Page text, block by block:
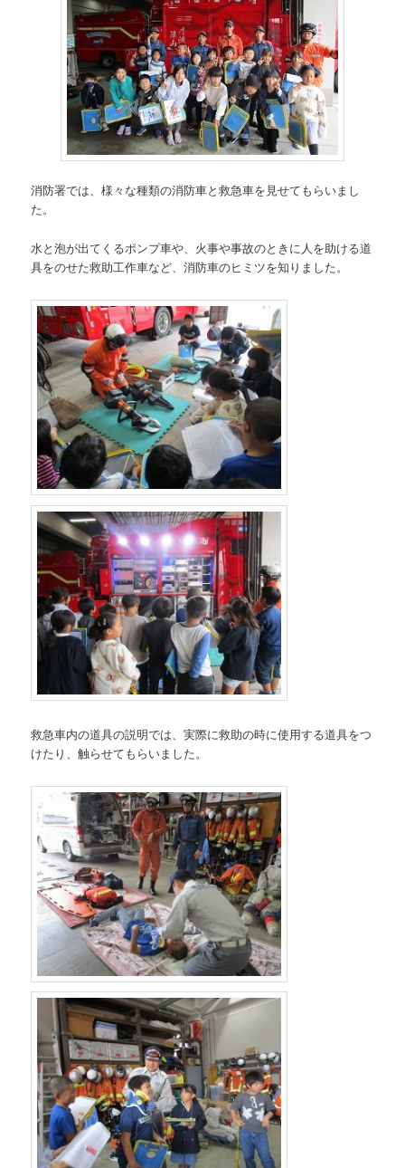
消防署では、様々な種類の消防車と救急車を見せてもらいまし
た。
水と泡が出てくるポンプ車や、火事や事故のときに人を助ける道
具をのせた救助工作車など、消防車のヒミツを知りました。
救急車内の道具の説明では、実際に救助の時に使用する道具をつ
けたり、触らせてもらいました。